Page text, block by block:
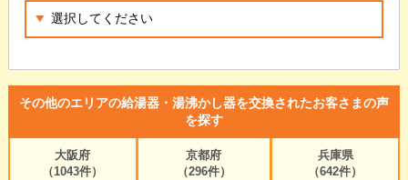
その他のエリアの給湯器・湯沸かし器を交換されたお客さまの声
を探す
大阪府
（1043件）
京都府
（296件）
兵庫県
（642件）